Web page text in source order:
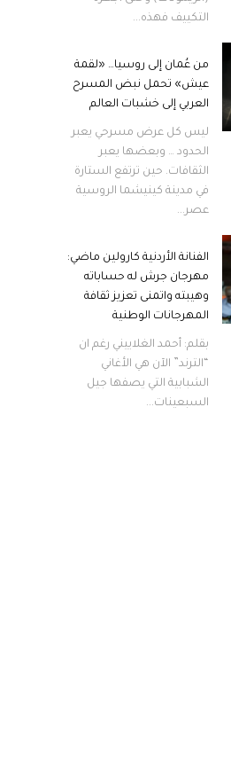
التكييف فهذه...
من عُمان إلى روسيا… «لقمة
عيش» تحمل نبض المسرح
العربي إلى خشبات العالم
ليس كل عرض مسرحي يعبر
الحدود … وبعضها يعبر
الثقافات. حين ترتفع الستارة
في مدينة كينيشما الروسية
عصر...
الفنانة الأردنية كارولين ماضي:
مهرجان جرش له حساباته
وهيبته واتمنى تعزيز ثقافة
المهرجانات الوطنية
بقلم: أحمد الغلاييني رغم ان
“الترند” الآن هي الأغاني
الشبابية التي يصفها جيل
السبعينات...